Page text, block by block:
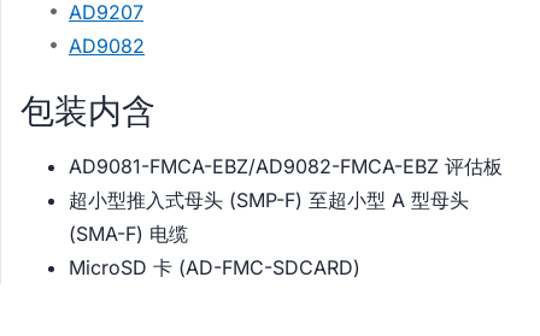
AD9207
AD9082
包装内含
AD9081-FMCA-EBZ/AD9082-FMCA-EBZ 评估板
超小型推入式母头 (SMP-F) 至超小型 A 型母头
(SMA-F) 电缆
MicroSD 卡 (AD-FMC-SDCARD)